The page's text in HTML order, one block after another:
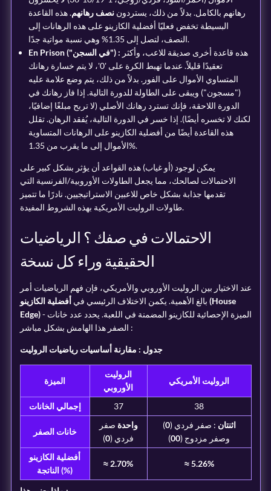
رهانهم بالكامل. بدلاً من ذلك، يستردوننصف رهانهم. هذه القاعدة
البسيطة تخفض فعليًا أفضلية الكازينو على هذه الرهانات إلى
النصف، لتصل إلى 1.35% وهي نسبة مواتية جدًا.
En Prison ("في السجن") :
تعقيدًا قليلاً. عندما تهبط الكرة على '0'، لا يتم خسارة رهانك
المتساوي الأموال على الفور. بدلاً من ذلك، يتم وضع علامة عليه
("مسجون") ويبقى على الطاولة للدورة التالية. إذا فاز رهانك في
الدورة اللاحقة، فإنك تسترد رهانك الأصلي (لا تربح مبلغًا إضافيًا،
لكنك لا تخسره أيضًا). إذا خسر في الدورة التالية، يُفقد الرهان. تقلل
هذه القاعدة أيضًا من أفضلية الكازينو على الرهانات المتساوية
الأموال إلى ما يقرب من 1.35%.
يمكن لوجود (أو غياب) هذه القواعد أن يؤثر بشكل كبير على
الاحتمالات لصالحك، مما يجعل الطاولات الأوروبية/الفرنسية التي
تقدمها جذابة بشكل خاص للاعبين الاستراتيجيين. نادرًا ما تتميز
طاولات الروليت الأمريكية بهذه الشروط المفيدة.
الاحتمالات في صفك ؟ الرياضيات
الحقيقية وراء كل نسخة
عند الاختيار بين الروليت الأوروبي والأمريكي، فإن فهم الرياضيات أمر
بالغ الأهمية. يكمن الاختلاف الرئيسي فيأفضلية الكازينو (House
Edge)- الميزة الإحصائية للكازينو المضمنة في اللعبة. يحدد عدد خانات
الصفر هذا الهامش بشكل مباشر :
جدول : مقارنة أساسيات رياضيات الروليت
الميزة
الروليت
الأوروبي
الروليت الأمريكي
إجمالي الخانات 37 38
خانات الصفر
واحدة صفر
فردي (0
)
اثنتان : صفر فردي (0
)
وصفر مزدوج (00
)
أفضلية الكازينو
الناتجة (%)
≈ 2.70% ≈ 5.26%